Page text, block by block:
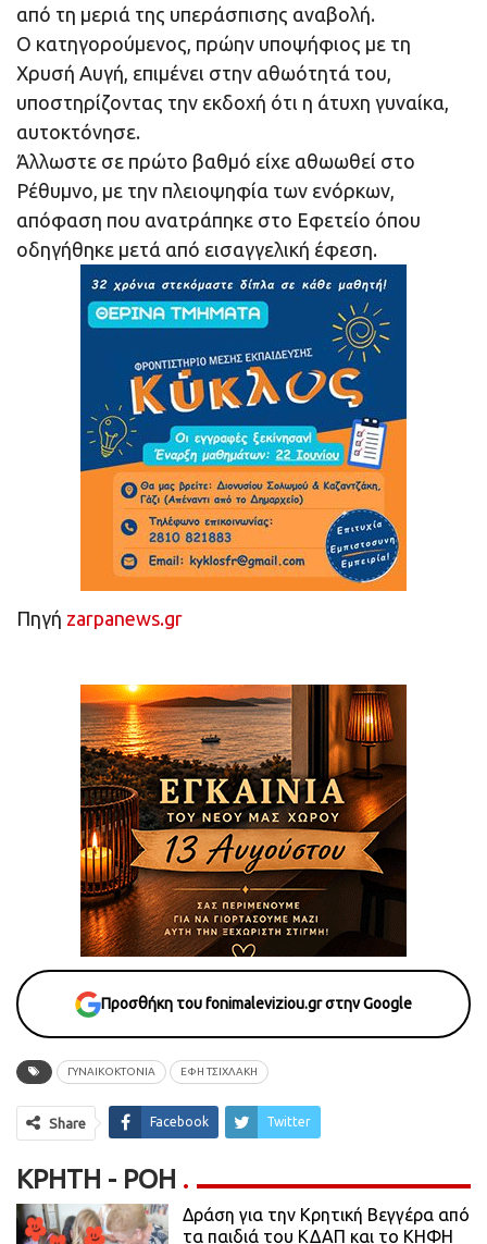
από τη μεριά της υπεράσπισης αναβολή.
Ο κατηγορούμενος, πρώην υποψήφιος με τη
Χρυσή Αυγή, επιμένει στην αθωότητά του,
υποστηρίζοντας την εκδοχή ότι η άτυχη γυναίκα,
αυτοκτόνησε.
Άλλωστε σε πρώτο βαθμό είχε αθωωθεί στο
Ρέθυμνο, με την πλειοψηφία των ενόρκων,
απόφαση που ανατράπηκε στο Εφετείο όπου
οδηγήθηκε μετά από εισαγγελική έφεση.
Πηγή zarpanews.gr
Προσθήκη του fonimaleviziou.gr στην Google
ΓΥΝΑΙΚΟΚΤΟΝΙΑ ΕΦΗ ΤΣΙΧΛΑΚΗ
Share Facebook Twitter
ΚΡΉΤΗ - ΡΟΗ
Δράση για την Κρητική Βεγγέρα από
τα παιδιά του ΚΔΑΠ και το ΚΗΦΗ